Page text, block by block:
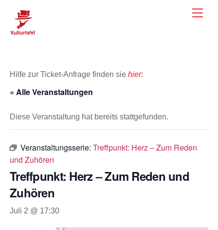
content
Hilfe zur Ticket-Anfrage finden sie hier:
« Alle Veranstaltungen
Diese Veranstaltung hat bereits stattgefunden.
Veranstaltungsserie: Treffpunkt: Herz – Zum Reden
und Zuhören
Treffpunkt: Herz – Zum Reden und
Zuhören
Juli 2 @ 17:30